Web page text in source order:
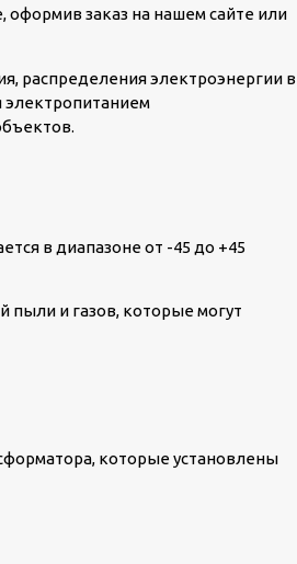
оформив заказ на нашем сайте или
распределения электроэнергии в
электропитанием
в диапазоне от -45 до +45
пыли и газов, которые могут
которые установлены